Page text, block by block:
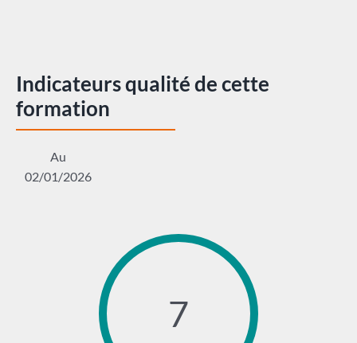
Indicateurs qualité de cette
formation
Au
02/01/2026
7